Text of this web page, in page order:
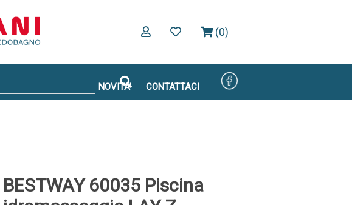
(0)
NOVITA' CONTATTACI
BESTWAY 60035 Piscina